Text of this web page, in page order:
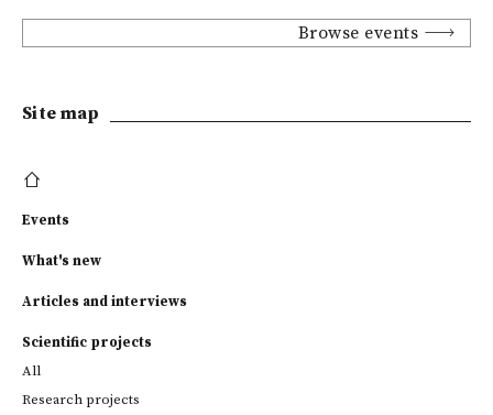
Browse events
Site map
Events
What's new
Articles and interviews
Scientific projects
All
Research projects